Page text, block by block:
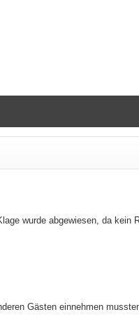
wurde abgewiesen, da kein
Gästen einnehmen